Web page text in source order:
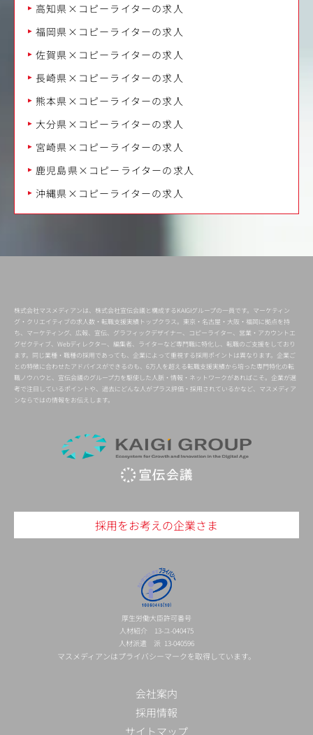
高知県×コピーライターの求人
福岡県×コピーライターの求人
佐賀県×コピーライターの求人
長崎県×コピーライターの求人
熊本県×コピーライターの求人
大分県×コピーライターの求人
宮崎県×コピーライターの求人
鹿児島県×コピーライターの求人
沖縄県×コピーライターの求人
株式会社マスメディアンは、株式会社宣伝会議と構成するKAIGIグループの一員です。マーケティン
グ・クリエイティブの求人数・転職支援実績トップクラス。東京・名古屋・大阪・福岡に拠点を持
ち、マーケティング、広報、宣伝、グラフィックデザイナー、コピーライター、営業・アカウントエ
グゼクティブ、Webディレクター、編集者、ライターなど専門職に特化し、転職のご支援をしており
ます。同じ業種・職種の採用であっても、企業によって重視する採用ポイントは異なります。企業ご
との特徴に合わせたアドバイスができるのも、6万人を超える転職支援実績から培った専門特化の転
職ノウハウと、宣伝会議のグループ力を駆使した人脈・情報・ネットワークがあればこそ。企業が選
考で注目しているポイントや、過去にどんな人がプラス評価・採用されているかなど、マスメディア
ンならではの情報をお伝えします。
採用をお考えの企業さま
厚生労働大臣許可番号
人材紹介 13-ユ-040475
人材派遣 派 13-040596
マスメディアンはプライバシーマークを取得しています。
会社案内
採用情報
サイトマップ